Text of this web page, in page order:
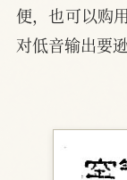
便，也可以购
对低音输出要逊